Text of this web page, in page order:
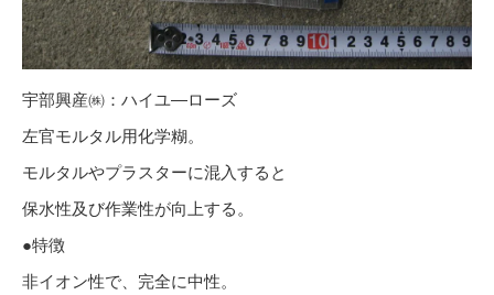
宇部興産㈱：ハイユ―ローズ
左官モルタル用化学糊。
モルタルやプラスターに混入すると
保水性及び作業性が向上する。
●特徴
非イオン性で、完全に中性。